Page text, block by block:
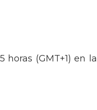
horas (GMT+1) en la